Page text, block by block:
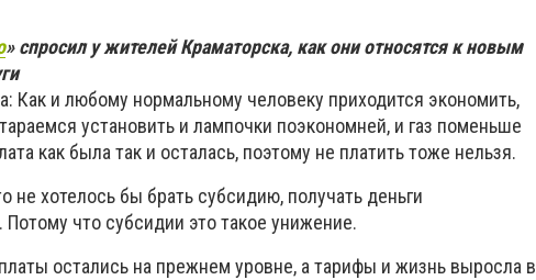
» спросил у жителей Краматорска, как они относятся к новым
Как и любому нормальному человеку приходится экономить,
установить и лампочки поэкономней, и газ поменьше
как была так и осталась, поэтому не платить тоже нельзя.
не хотелось бы брать субсидию, получать деньги
что субсидии это такое унижение.
остались на прежнем уровне, а тарифы и жизнь выросла в